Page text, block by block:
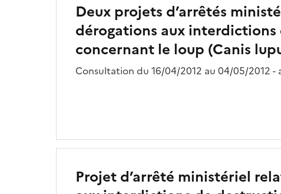
Deux projets d’arrêtés
dérogations aux
concernant le loup (Canis
Consultation du 16/04/2012 au 04/05/2012
Projet d’arrêté ministériel